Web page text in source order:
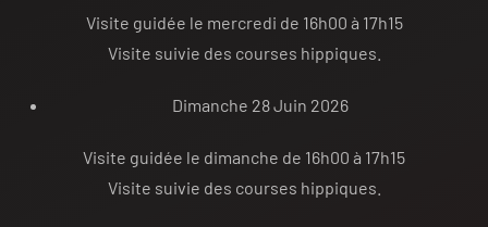
Visite guidée le mercredi de 16h00 à 17h15
Visite suivie des courses hippiques.
Dimanche 28 Juin 2026
Visite guidée le dimanche de 16h00 à 17h15
Visite suivie des courses hippiques.